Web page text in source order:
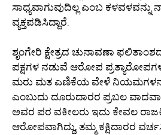
ಸಾಧ್ಯವಾಗುವುದಿಲ್ಲ ಎಂಬ ಕಳವಳವನ್ನು
ವ್ಯಕ್ತಪಡಿಸಿದ್ದಾರೆ.
ಶೃಂಗೇರಿ ಕ್ಷೇತ್ರದ ಚುನಾವಣಾ
ಪಕ್ಷಗಳ ನಡುವೆ ಆರೋಪ
ಮರು ಮತ ಎಣಿಕೆಯ ವೇಳೆ
ಎಂಬುದು ದೂರುದಾರರ ಪ್ರಬಲ
ಅವರ ಪರ ವಕೀಲರು ಇದು ಕೇವಲ
ಆರೋಪವಾಗಿದ್ದು, ತಮ್ಮ ಕಕ್ಷಿದಾರರ